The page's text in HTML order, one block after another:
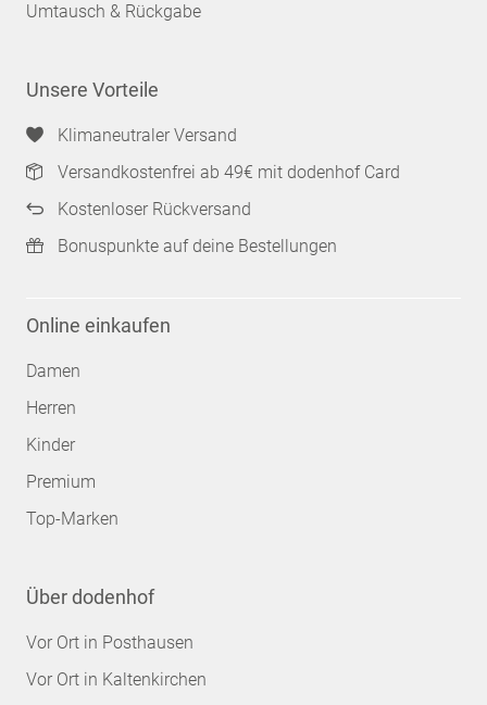
Umtausch & Rückgabe
Unsere Vorteile
Klimaneutraler Versand
Versandkostenfrei ab 49€ mit dodenhof Card
Kostenloser Rückversand
Bonuspunkte auf deine Bestellungen
Online einkaufen
Damen
Herren
Kinder
Premium
Top-Marken
Über dodenhof
Vor Ort in Posthausen
Vor Ort in Kaltenkirchen